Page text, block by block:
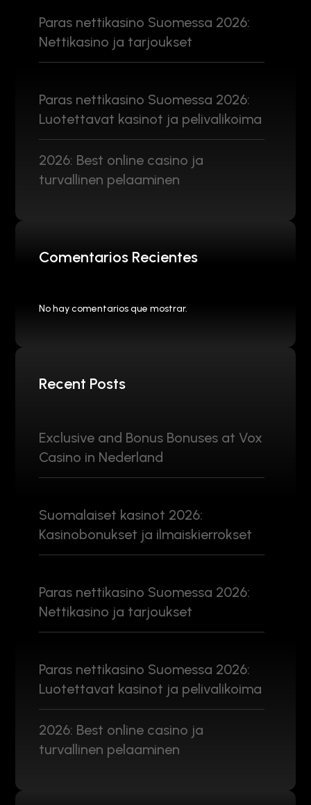
Paras nettikasino Suomessa 2026:
Nettikasino ja tarjoukset
Paras nettikasino Suomessa 2026:
Luotettavat kasinot ja pelivalikoima
2026: Best online casino ja
turvallinen pelaaminen
Comentarios Recientes
No hay comentarios que mostrar.
Recent Posts
Exclusive and Bonus Bonuses at Vox
Casino in Nederland
Suomalaiset kasinot 2026:
Kasinobonukset ja ilmaiskierrokset
Paras nettikasino Suomessa 2026:
Nettikasino ja tarjoukset
Paras nettikasino Suomessa 2026:
Luotettavat kasinot ja pelivalikoima
2026: Best online casino ja
turvallinen pelaaminen